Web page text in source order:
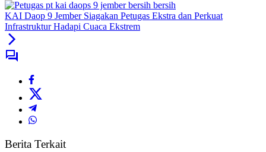
KAI Daop 9 Jember Siagakan Petugas Ekstra dan Perkuat
Infrastruktur Hadapi Cuaca Ekstrem
Berita Terkait